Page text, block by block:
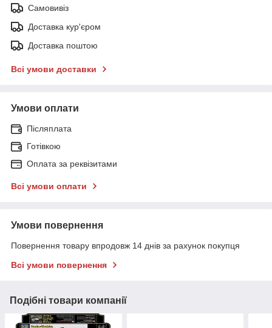
Самовивіз
Доставка кур'єром
Доставка поштою
Всі умови доставки
Умови оплати
Післяплата
Готівкою
Оплата за реквізитами
Всі умови оплати
Умови повернення
Повернення товару впродовж 14 днів за рахунок покупця
Всі умови повернення
Подібні товари компанії